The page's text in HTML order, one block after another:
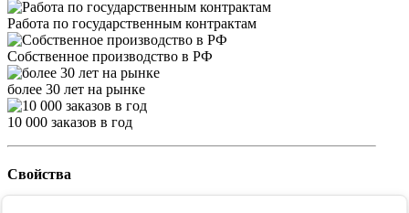
Работа по государственным контрактам
Собственное производство в РФ
более 30 лет на рынке
10 000 заказов в год
Свойства